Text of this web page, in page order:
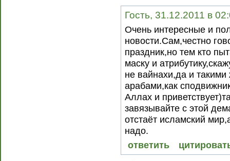
Гость, 31.12.2011 в
Очень интересные и
новости.Сам,честно
праздник,но тем кто
маску и
не вайнахи,да и
арабами,как
Аллах и
завязывайте с этой
отстаёт исламский
надо.
ответить